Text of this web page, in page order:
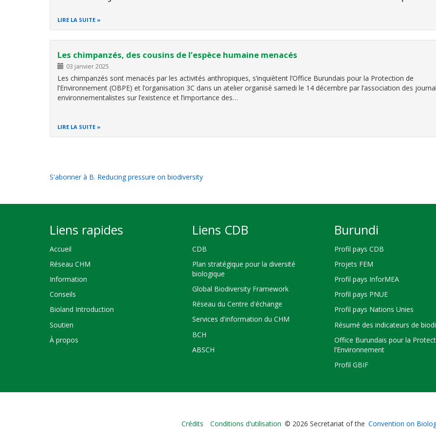
Le Manuel judiciaire de droit de l’environnement en Afrique est un support permettant de soutenir la formation initiale
LIRE LA SUITE
Les chimpanzés, des cousins de l’espèce humaine menacés
03 janvier 2025
Les chimpanzés sont menacés par les activités anthropiques, s’inquiètent l’Office Burundais pour la Protection de
l’Environnement (OBPE) et l’organisation 3C dans un atelier organisé samedi le 14 décembre par l’association des
environnementalistes sur l’existence et l’importance des…
LIRE LA SUITE
S'abonner à B. Reducing pressure on biodiversity
Liens rapides
Accueil
Réseau CHM
Information
Conseils
Bioland Introduction
Soutien
À propos
Liens CDB
CDB
Plan stratégique pour la diversité
biologique
Global Biodiversity Framework
Réseau du Centre d'échange
Services d'information du CHM
BCH
ABSCH
Burundi
Profil pays CDB
Projets FEM
Profil pays InforMEA
Profil pays PNUE
Profil pays Nations Unies
Résumé des indicateurs de
Office Burundais pour la
l’Environnement
Profil GBIF
Bioland
Crédits Conditions d'utilisation © 2026 Secretariat of the Convention on